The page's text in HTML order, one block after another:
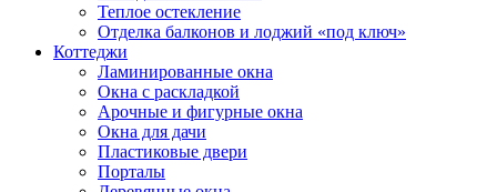
Теплое остекление
Отделка балконов и лоджий «под ключ»
Коттеджи
Ламинированные окна
Окна с раскладкой
Арочные и фигурные окна
Окна для дачи
Пластиковые двери
Порталы